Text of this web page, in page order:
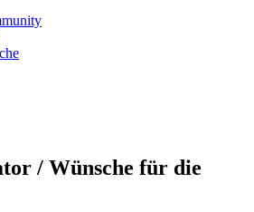
/ Wünsche für die